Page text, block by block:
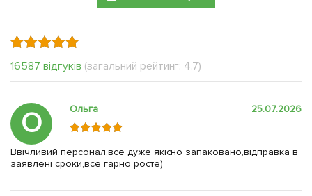
16587 відгуків (загальний рейтинг: 4.7)
О Ольга 25.07.2026
Ввічливий персонал,все дуже якісно запаковано,відправка в
заявлені сроки,все гарно росте)